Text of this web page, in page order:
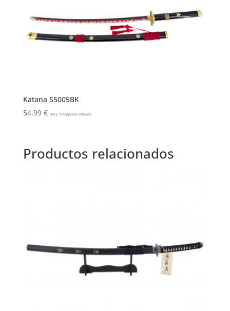
Katana S5005BK
54,99 € IVA y Transporte Incluido
Productos relacionados